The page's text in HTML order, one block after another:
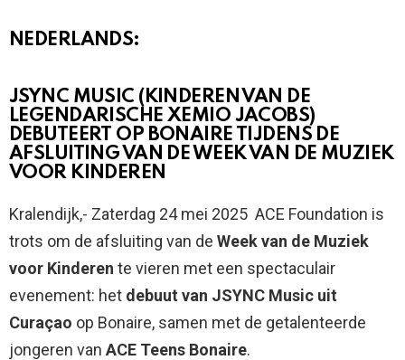
NEDERLANDS:
JSYNC MUSIC (KINDEREN VAN DE
LEGENDARISCHE XEMIO JACOBS)
DEBUTEERT OP BONAIRE TIJDENS DE
AFSLUITING VAN DE WEEK VAN DE MUZIEK
VOOR KINDEREN
Kralendijk,- Zaterdag 24 mei 2025 ACE Foundation is
trots om de afsluiting van de Week van de Muziek
voor Kinderen te vieren met een spectaculair
evenement: het debuut van JSYNC Music uit
Curaçao op Bonaire, samen met de getalenteerde
jongeren van ACE Teens Bonaire.